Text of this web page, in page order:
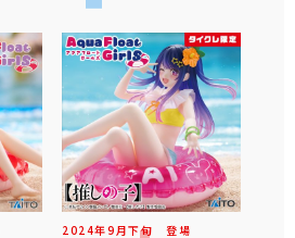
2024年9 月下旬 登場